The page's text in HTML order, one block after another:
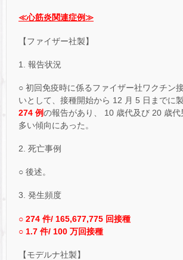
≪心筋炎関連症例≫
【ファイザー社製】
1. 報告状況
○ 初回免疫時に係るファイザー社ワクチン
いとして、接種開始から 12 月 5 日までに
274 例の報告があり、 10 歳代及び 20 歳
多い傾向にあった。
2. 死亡事例
○ 後述。
3. 発生頻度
○ 274 件/ 165,677,775 回接種
○ 1.7 件/ 100 万回接種
【モデルナ社製】